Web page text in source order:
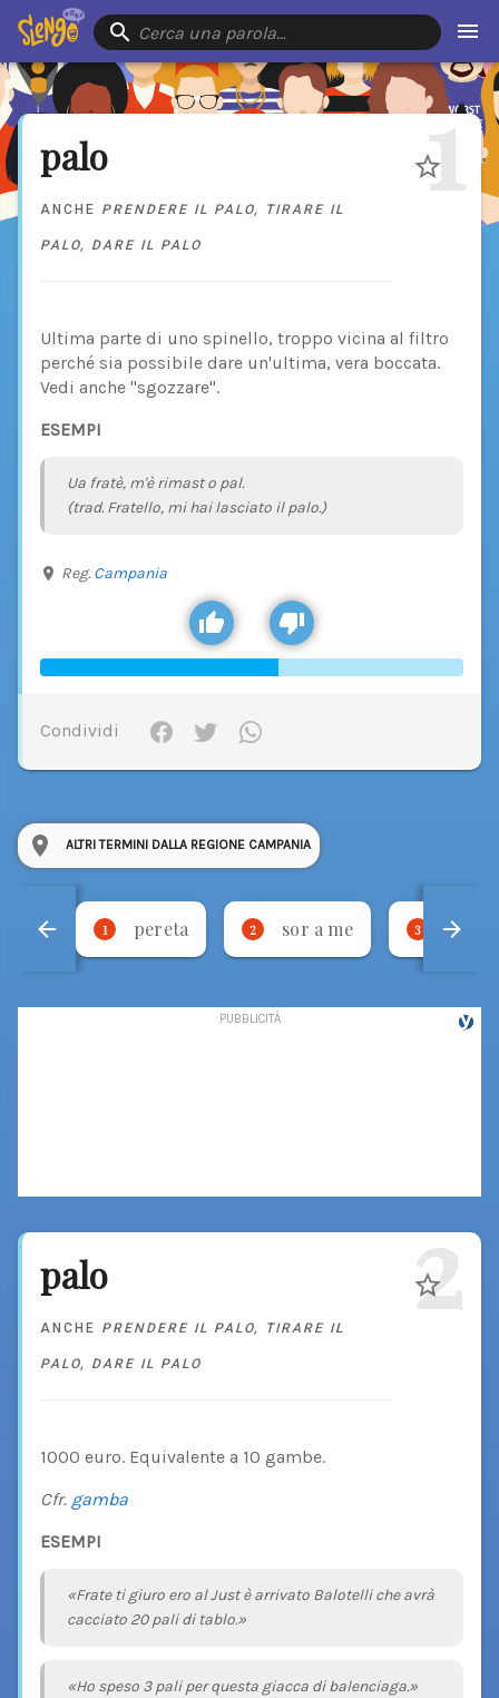
Cerca una parola…
palo
ANCHE PRENDERE IL PALO, TIRARE IL
PALO, DARE IL PALO
1
Ultima parte di uno spinello, troppo vicina al filtro
perché sia possibile dare un'ultima, vera boccata.
Vedi anche "sgozzare".
ESEMPI
Ua fratè, m'è rimast o pal.
(trad. Fratello, mi hai lasciato il palo.)
Reg. Campania
Condividi
ALTRI TERMINI DALLA REGIONE CAMPANIA
1 pereta 2 sor a me 3
palo
ANCHE PRENDERE IL PALO, TIRARE IL
PALO, DARE IL PALO
2
1000 euro. Equivalente a 10 gambe.
Cfr. gamba
ESEMPI
«Frate ti giuro ero al Just è arrivato Balotelli che avrà
cacciato 20 pali di tablo.»
«Ho speso 3 pali per questa giacca di balenciaga.»